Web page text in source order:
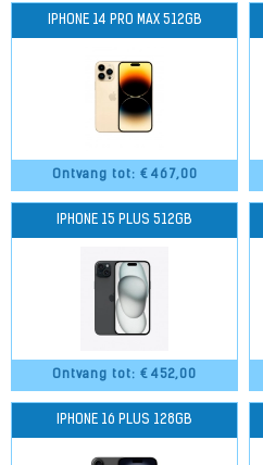
Ontvang tot: € 467,00
IPHONE 14 PRO MAX 512GB
Ontvang tot: € 452,00
IPHONE 15 PLUS 512GB
IPHONE 16 PLUS 128GB